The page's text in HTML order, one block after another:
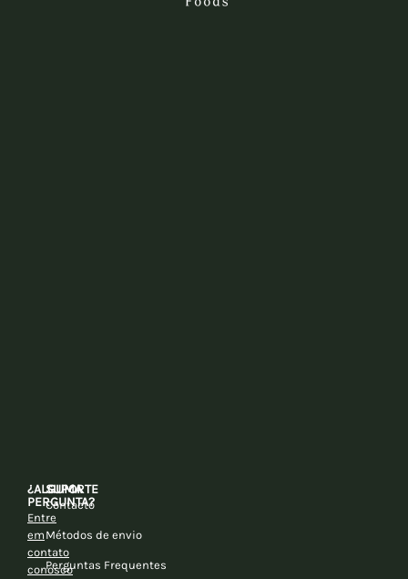
¿ALGUMA
PERGUNTA?
Entre
em
contato
conosco
SUPORTE
Contacto
Métodos de envio
Perguntas Frequentes